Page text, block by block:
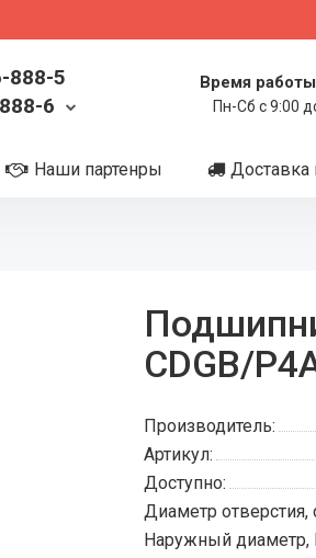
888-5
6
Время
Пн-Сб с 9:00
Наши партенры Доставка
CDGB/
Производитель:
Артикул:
Доступно:
Диаметр отверстия,
Наружный диаметр,